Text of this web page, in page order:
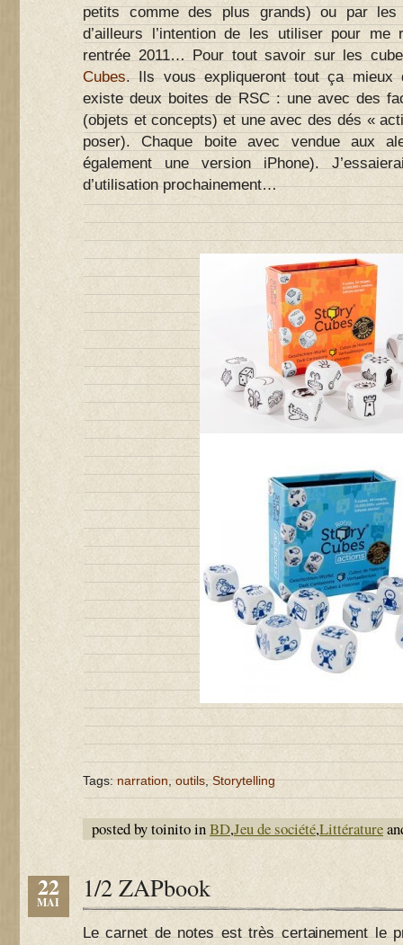
petits comme des plus grands) ou par les
d’ailleurs l’intention de les utiliser pour
rentrée 2011… Pour tout savoir sur les
Cubes. Ils vous expliqueront tout ça mieux
existe deux boites de RSC : une avec des
(objets et concepts) et une avec des dés «
poser). Chaque boite avec vendue aux
également une version iPhone).
d’utilisation prochainement…
Tags:narration,outils,Storytelling
posted by toinito inBD,Jeu de société,Littérature
22
MAI 1/2 ZAPbook
Le carnet de notes est très certainement le